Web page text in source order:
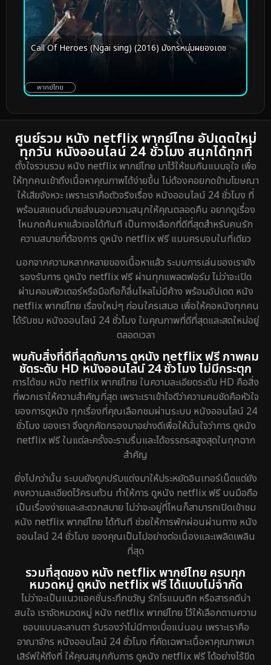
Call Of Heroes (Ngai sing) (2016) มังกรหนุ่มผยองเดช
พากย์ไทย
ศูนย์รวม หนัง netflix พากย์ไทย อัปเดตใหม่
ทุกวัน หนังออนไลน์ 24 ชั่วโมง สนุกได้ทุกที่
ตั้งใจรวบรวม หนัง netflix พากย์ไทย มาไว้ให้ชมกันแบบจุใจ เพื่อ
ให้ทุกคนเข้าถึงเนื้อหาคุณภาพได้ง่ายขึ้น ไม่ต้องคอยกดข้ามโฆษณา
ให้เสียจังหวะ เพราะเราคือตัวจริงเรื่อง หนังออนไลน์ 24 ชั่วโมง ที่
พร้อมสแตนด์บายส่งมอบความสนุกให้คุณตลอดคืน อยากดูเรื่อง
ไหนกดค้นหาแล้วเจอได้ทันที เป็นทางเลือกที่ดีที่สุดสำหรับคนรัก
ความสบายที่ต้องการ ดูหนัง netflix ฟรี แบบครบจบในที่เดียว
นอกจากความหลากหลายของเนื้อหาแล้ว ระบบการเล่นของเรายัง
รองรับการ ดูหนัง netflix ฟรี ผ่านทุกแพลตฟอร์ม ไม่ว่าจะเปิด
ผ่านคอมพิวเตอร์หรือมือถือก็ลื่นไหลไม่มีค้าง พร้อมอัปเดต หนัง
netflix พากย์ไทย เรื่องใหม่ๆ ก่อนใครเสมอ เพื่อให้คอหนังทุกคน
ได้รับชม หนังออนไลน์ 24 ชั่วโมง ในคุณภาพที่ดีที่สุดและสดใหม่อยู่
ตลอดเวลา
พบกับสิ่งที่ดีที่สุดกับการ ดูหนัง netflix ฟรี ภาพคม
ชัดระดับ HD หนังออนไลน์ 24 ชั่วโมง ไม่มีกระตุก
การได้ชม หนัง netflix พากย์ไทย ในความละเอียดระดับ HD คือสิ่ง
ที่พวกเราให้ความสำคัญที่สุด เพราะเราเข้าใจดีว่าความคมชัดคือหัวใจ
ของการดูหนัง ทุกเรื่องที่คุณเลือกชมผ่านระบบ หนังออนไลน์ 24
ชั่วโมง ของเรา จึงถูกคัดกรองมาอย่างดีเพื่อให้มั่นใจว่าการ ดูหนัง
netflix ฟรี ในแต่ละครั้งจะราบรื่นและได้อรรถรสสูงสุดในทุกฉาก
สำคัญ
ยิ่งไปกว่านั้น ระบบยังถูกปรับแต่งมาให้ประหยัดอินเทอร์เน็ตแต่ยัง
คงความละเอียดไว้ครบถ้วน ทำให้การ ดูหนัง netflix ฟรี บนมือถือ
เป็นเรื่องง่ายและสะดวกสบาย ไม่ว่าจะอยู่ที่ไหนก็สามารถเปิดเข้าชม
หนัง netflix พากย์ไทย ได้ทันที ช่วยให้การพักผ่อนผ่านทาง หนัง
ออนไลน์ 24 ชั่วโมง ของคุณเป็นไปอย่างต่อเนื่องและเพลิดเพลิน
ที่สุด
รวมที่สุดของ หนัง netflix พากย์ไทย ครบทุก
หมวดหมู่ ดูหนัง netflix ฟรี ได้แบบไม่จำกัด
ไม่ว่าจะเป็นแนวแอคชั่นระทึกขวัญ รักโรแมนติก หรือสารคดีน่า
สนใจ เราจัดหมวดหมู่ หนัง netflix พากย์ไทย ไว้ให้เลือกตามความ
ชอบแบบละลานตา รับรองว่าไม่มีทางเบื่อแน่นอน เพราะเราคือ
อาณาจักร หนังออนไลน์ 24 ชั่วโมง ที่คัดเฉพาะเนื้อหาคุณภาพมา
เสิร์ฟให้ถึงที่ ให้คุณสนุกกับการ ดูหนัง netflix ฟรี ได้อย่างไร้ขีด